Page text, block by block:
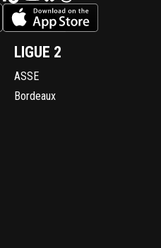
LIGUE 2
ASSE
Bordeaux